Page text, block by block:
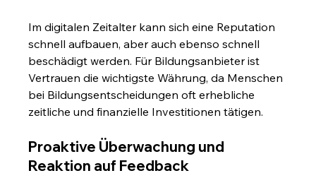
Im digitalen Zeitalter kann sich eine Reputation
schnell aufbauen, aber auch ebenso schnell
beschädigt werden. Für Bildungsanbieter ist
Vertrauen die wichtigste Währung, da Menschen
bei Bildungsentscheidungen oft erhebliche
zeitliche und finanzielle Investitionen tätigen.
Proaktive Überwachung und
Reaktion auf Feedback